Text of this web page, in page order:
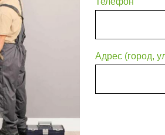
Адрес (город,